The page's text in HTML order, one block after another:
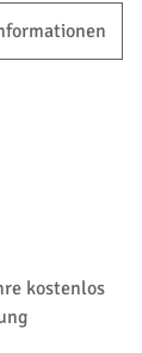
kostenlos